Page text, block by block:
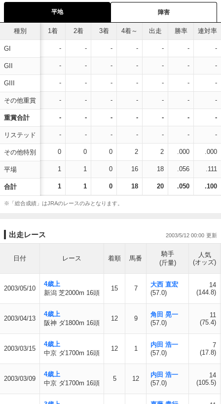
平地 障害
種別
GI
GII
GIII
その他重賞
重賞合計
リステッド
その他特別
平場
合計
1着 2着 3着 4着～ 出走 勝率 連対率
- - - - - - -
- - - - - - -
- - - - - - -
- - - - - - -
- - - - - - -
- - - - - - -
0 0 0 2 2 .000 .000
1 1 0 16 18 .056 .111
1 1 0 18 20 .050 .100
※「総合成績」はJRAのレースのみとなります。
出走レース 2003/5/12 00:00
日付 レース 着順 馬番
騎手
(斤量)
人気
(オッズ)
2003/05/10
4歳上
新潟 芝2000m 16頭
15 7
大西 直宏
(57.0)
14
(144.8)
2003/04/13
4歳上
阪神 ダ1800m 16頭
12 9
角田 晃一
(57.0)
11
(75.4)
2003/03/15
4歳上
中京 ダ1700m 16頭
12 1
内田 浩一
(57.0)
7
(17.8)
2003/03/09
4歳上
中京 ダ1700m 16頭
5 12
内田 浩一
(57.0)
14
(105.5)